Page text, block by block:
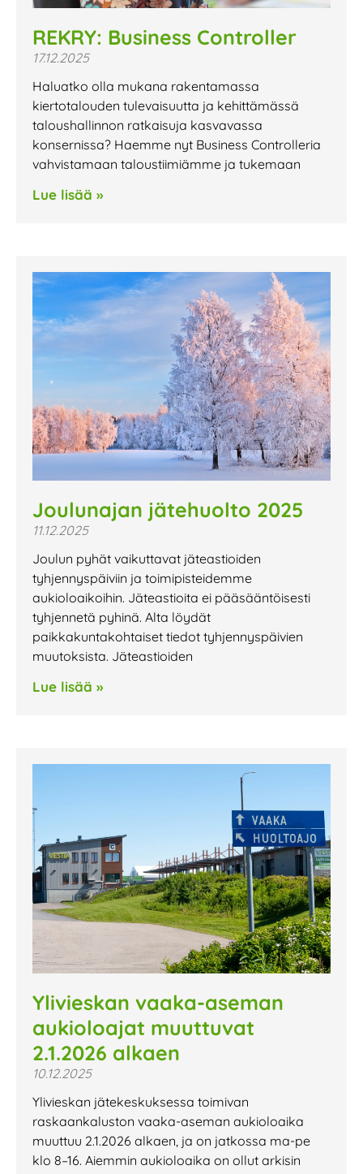
REKRY: Business Controller
17.12.2025
Haluatko olla mukana rakentamassa
kiertotalouden tulevaisuutta ja kehittämässä
taloushallinnon ratkaisuja kasvavassa
konsernissa? Haemme nyt Business Controlleria
vahvistamaan taloustiimiämme ja tukemaan
Lue lisää »
Joulunajan jätehuolto 2025
11.12.2025
Joulun pyhät vaikuttavat jäteastioiden
tyhjennyspäiviin ja toimipisteidemme
aukioloaikoihin. Jäteastioita ei pääsääntöisesti
tyhjennetä pyhinä. Alta löydät
paikkakuntakohtaiset tiedot tyhjennyspäivien
muutoksista. Jäteastioiden
Lue lisää »
Ylivieskan vaaka-aseman
aukioloajat muuttuvat
2.1.2026 alkaen
10.12.2025
Ylivieskan jätekeskuksessa toimivan
raskaankaluston vaaka-aseman aukioloaika
muuttuu 2.1.2026 alkaen, ja on jatkossa ma-pe
klo 8–16. Aiemmin aukioloaika on ollut arkisin